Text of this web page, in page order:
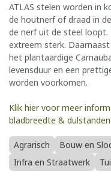
ATLAS stelen worden in
de houtnerf of draad in
de nerf uit de steel loopt.
extreem sterk.
het plantaardige
levensduur en een
worden voorkomen.
Klik hier voor meer
bladbreedte & dulstanden
Agrarisch Bouw en
Infra en Straatwerk